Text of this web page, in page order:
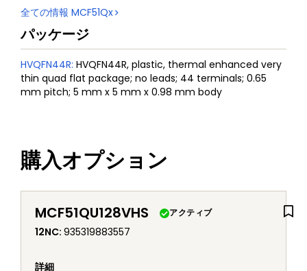
全ての情報 MCF51Qx
パッケージ
HVQFN44R: HVQFN44R, plastic, thermal enhanced very
thin quad flat package; no leads; 44 terminals; 0.65
mm pitch; 5 mm x 5 mm x 0.98 mm body
購入オプション
MCF51QU128VHS アクティブ
12NC: 935319883557
詳細